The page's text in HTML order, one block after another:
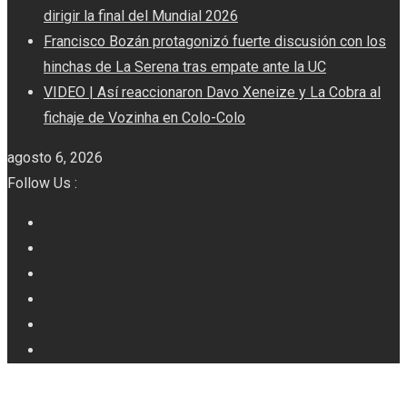
dirigir la final del Mundial 2026
Francisco Bozán protagonizó fuerte discusión con los
hinchas de La Serena tras empate ante la UC
VIDEO | Así reaccionaron Davo Xeneize y La Cobra al
fichaje de Vozinha en Colo-Colo
agosto 6, 2026
Follow Us :